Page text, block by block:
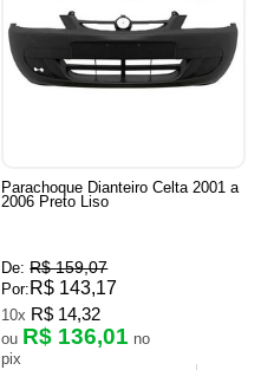
Parachoque Dianteiro Celta 2001 a
2006 Preto Liso
De: R$ 159,07
Por: R$ 143,17
10x R$ 14,32
ou R$ 136,01 no
pix